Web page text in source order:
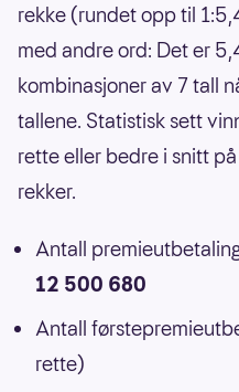
rekke (rundet opp til
med andre ord: Det er
kombinasjoner av 7 tall
tallene. Statistisk sett
rette eller bedre i snitt
rekker.
Antall
12 500 680
Antall
rette)